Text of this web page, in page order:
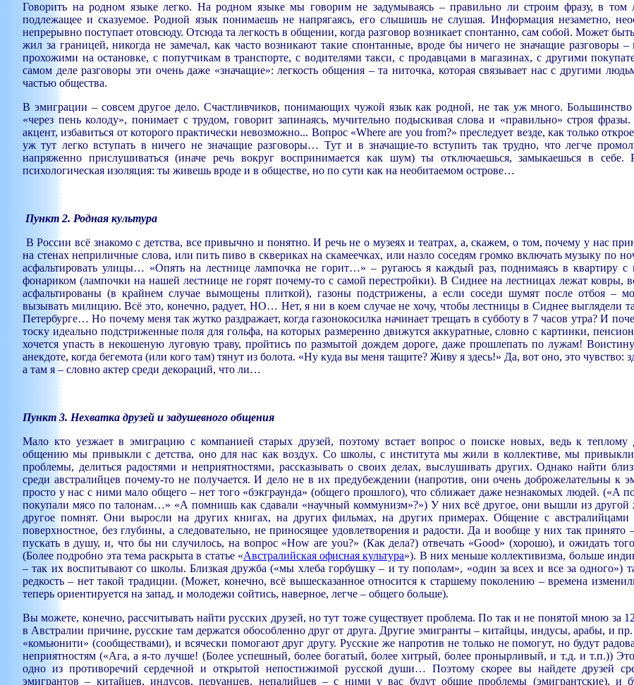
Говорить на родном языке легко. На родном языке мы говорим не задумываясь – правильно ли строим фразу, в том
подлежащее и сказуемое. Родной язык понимаешь не напрягаясь, его слышишь не слушая. Информация незаметно,
непрерывно поступает отовсюду. Отсюда та легкость в общении, когда разговор возникает спонтанно, сам собой. Может
жил за границей, никогда не замечал, как часто возникают такие спонтанные, вроде бы ничего не значащие разговоры –
прохожими на остановке, с попутчикам в транспорте, с водителями такси, с продавцами в магазинах, с другими
самом деле разговоры эти очень даже «значащие»: легкость общения – та ниточка, которая связывает нас с другими
частью общества.
В эмиграции – совсем другое дело. Счастливчиков, понимающих чужой язык как родной, не так уж много. Большинство
«через пень колоду», понимает с трудом, говорит запинаясь, мучительно подыскивая слова и «правильно» строя
акцент, избавиться от которого практически невозможно... Вопрос «Where are you from?» преследует везде, как только
уж тут легко вступать в ничего не значащие разговоры… Тут и в значащие-то вступить так трудно, что легче
напряженно прислушиваться (иначе речь вокруг воспринимается как шум) ты отключаешься, замыкаешься в себе.
психологическая изоляция: ты живешь вроде и в обществе, но по сути как на необитаемом острове…
Пункт 2. Родная культура
В России всё знакомо с детства, все привычно и понятно. И речь не о музеях и театрах, а, скажем, о том, почему у нас
на стенах неприличные слова, или пить пиво в сквериках на скамеечках, или назло соседям громко включать музыку по
асфальтировать улицы… «Опять на лестнице лампочка не горит…» – ругаюсь я каждый раз, поднимаясь в квартиру с
фонариком (лампочки на нашей лестнице не горят почему-то с самой перестройки). В Сиднее на лестницах лежат ковры,
асфальтированы (в крайнем случае вымощены плиткой), газоны подстрижены, а если соседи шумят после отбоя –
вызывать милицию. Всё это, конечно, радует, НО… Нет, я ни в коем случае не хочу, чтобы лестницы в Сиднее выглядели
Петербурге… Но почему меня так жутко раздражает, когда газонокосилка начинает трещать в субботу в 7 часов утра? И
тоску идеально подстриженные поля для гольфа, на которых размеренно движутся аккуратные, словно с картинки,
хочется упасть в некошеную луговую траву, пройтись по размытой дождем дороге, даже прошлепать по лужам!
анекдоте, когда бегемота (или кого там) тянут из болота. «Ну куда вы меня тащите? Живу я здесь!» Да, вот оно, это чувство:
а там я – словно актер среди декораций, что ли…
Пункт 3. Нехватка друзей и задушевного общения
Мало кто уезжает в эмиграцию с компанией старых друзей, поэтому встает вопрос о поиске новых, ведь к теплому
общению мы привыкли с детства, оно для нас как воздух. Со школы, с института мы жили в коллективе, мы привыкли
проблемы, делиться радостями и неприятностями, рассказывать о своих делах, выслушивать других. Однако найти
среди австралийцев почему-то не получается. И дело не в их предубеждении (напротив, они очень доброжелательны к
просто у нас с ними мало общего – нет того «бэкграунда» (общего прошлого), что сближает даже незнакомых людей. («А
покупали мясо по талонам…» «А помнишь как сдавали «научный коммунизм»?») У них всё другое, они вышли из другой
другое помнят. Они выросли на других книгах, на других фильмах, на других примерах. Общение с австралийцами
поверхностное, без глубины, а следовательно, не приносящее удовлетворения и радости. Да и вообще у них так принято
пускать в душу, и, что бы ни случилось, на вопрос «How are you?» (Как дела?) отвечать «Good» (хорошо), и ожидать
(Более подробно эта тема раскрыта в статье «Австралийская офисная культура»). В них меньше коллективизма, больше
– так их воспитывают со школы. Близкая дружба («мы хлеба горбушку – и ту пополам», «один за всех и все за одного»)
редкость – нет такой традиции. (Может, конечно, всё вышесказанное относится к старшему поколению – времена
теперь ориентируется на запад, и молодежи сойтись, наверное, легче – общего больше).
Вы можете, конечно, рассчитывать найти русских друзей, но тут тоже существует проблема. По так и не понятой мною за
в Австралии причине, русские там держатся обособленно друг от друга. Другие эмигранты – китайцы, индусы, арабы, и пр.
«комьюнити» (сообществами), и всячески помогают друг другу. Русские же напротив не только не помогут, но будут
неприятностям («Ага, а я-то лучше! (Более успешный, более богатый, более хитрый, более пронырливый, и т.д. и т.п.))
одно из противоречий сердечной и открытой непостижимой русской души… Поэтому скорее вы найдете друзей
эмигрантов – китайцев, индусов, перуанцев, непалийцев – с ними у вас будут общие проблемы (эмигрантские), и